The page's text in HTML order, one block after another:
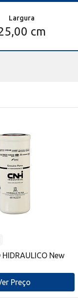
Largura
cm
HIDRAULICO New
Preço